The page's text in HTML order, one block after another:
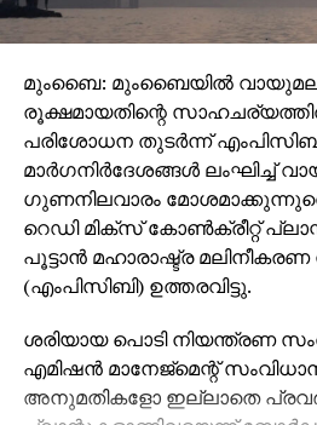
മുംബൈ: മുംബൈയില്‍
രൂക്ഷമായതിന്റെ
പരിശോധന തുടര്‍ന്ന്
മാര്‍ഗനിര്‍ദേശങ്ങള്‍ ലംഘിച്ച്
ഗുണനിലവാരം
റെഡി മിക്‌സ് കോണ്‍ക്രീറ്റ്
പൂട്ടാന്‍ മഹാരാഷ്ട്ര
(എംപിസിബി) ഉത്തരവിട്ടു.
ശരിയായ പൊടി നിയന്ത്രണ
എമിഷന്‍ മാനേജ്മെന്റ്
അനുമതികളോ ഇല്ലാതെ